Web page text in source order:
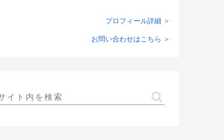
プロフィール詳細 ＞
お問い合わせはこちら ＞